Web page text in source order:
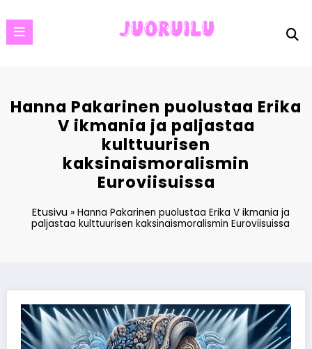
to
content
Hanna Pakarinen puolustaa Erika
V ikmania ja paljastaa
kulttuurisen
kaksinaismoralismin
Euroviisuissa
Etusivu» Hanna Pakarinen puolustaa Erika V ikmania ja
paljastaa kulttuurisen kaksinaismoralismin Euroviisuissa